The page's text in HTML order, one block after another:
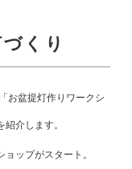
くり
お盆提灯作りワークシ
介します。
ップがスタート。